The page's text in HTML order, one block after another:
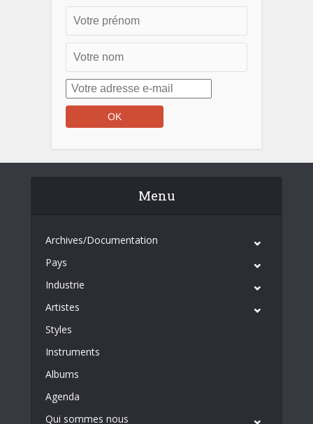
Menu
Archives/Documentation
Pays
Industrie
Artistes
Styles
Instruments
Albums
Agenda
Qui sommes nous